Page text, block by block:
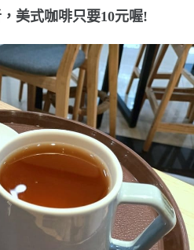
美式咖啡只要10元喔!